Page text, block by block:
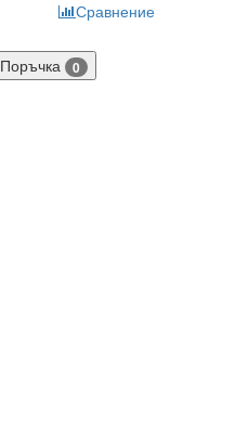
Сравнение
Поръчка 0